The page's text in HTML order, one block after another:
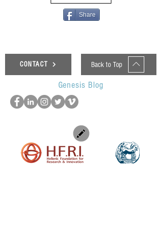
Share
CONTACT Back to Top
Genesis Blog